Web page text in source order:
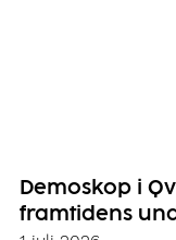
Demoskop i
framtidens